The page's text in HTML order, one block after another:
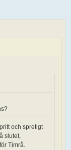
och spretigt
slutet,
Timrå.